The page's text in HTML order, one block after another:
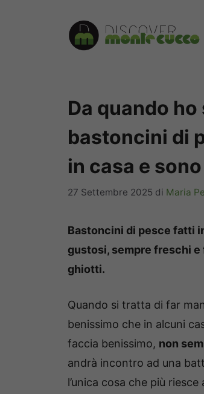
Da quando
bastoncini di
in casa e
27 Settembre 2025 di Maria
Bastoncini di pesce fatti
gustosi, sempre freschi
ghiotti.
Quando si tratta di far
benissimo che in alcuni
faccia benissimo, non
andrà incontro ad una
l’unica cosa che più